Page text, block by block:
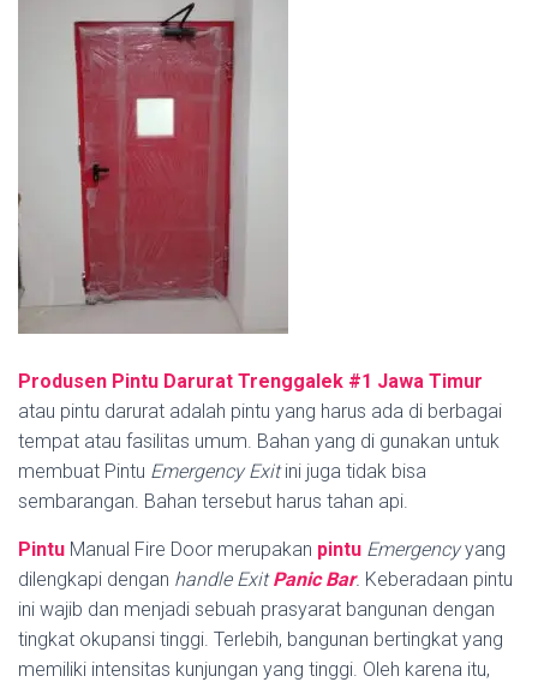
Produsen Pintu Darurat Trenggalek #1 Jawa Timur
atau pintu darurat adalah pintu yang harus ada di berbagai
tempat atau fasilitas umum. Bahan yang di gunakan untuk
membuat Pintu Emergency Exitini juga tidak bisa
sembarangan. Bahan tersebut harus tahan api.
Pintu Manual Fire Door merupakan pintu Emergencyyang
dilengkapi dengan handleExit Panic Bar. Keberadaan pintu
ini wajib dan menjadi sebuah prasyarat bangunan dengan
tingkat okupansi tinggi. Terlebih, bangunan bertingkat yang
memiliki intensitas kunjungan yang tinggi. Oleh karena itu,